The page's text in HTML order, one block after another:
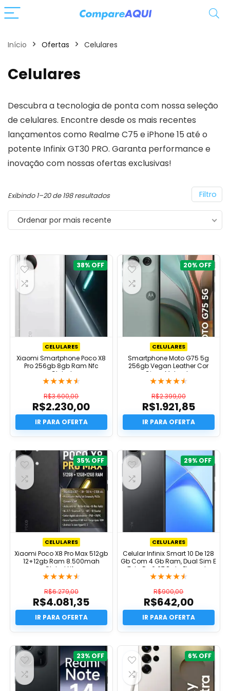
Início Ofertas Celulares
Celulares
Descubra a tecnologia de ponta com nossa seleção
de celulares. Encontre desde os mais recentes
lançamentos como Realme C75 e iPhone 15 até o
potente Infinix GT30 PRO. Garanta performance e
inovação com nossas ofertas exclusivas!
Filtro
Exibindo 1–20 de 198 resultadosClassificado
por
mais
Ordenar por mais recente
38%
CELULARES
Xiaomi Smartphone Poco X8
Pro 256gb 8gb Ram Nfc
Global
★★★★★
R$3.600,00
O
preço
original
era:
R$2.230,00
O
preço
atual
R$2.230,00.
20%
CELULARES
Smartphone Moto G75 5g
256gb Vegan Leather Cor
Cinza Motorola
★★★★★
R$2.399,00
O
preço
original
era:
R$1.921,85
O
preço
atual
R$1.921,85.
35%
CELULARES
Xiaomi Poco X8 Pro Max 512gb
12+12gb Ram 8.500mah
Global Nfc
★★★★★
R$6.279,00
O
preço
original
era:
R$4.081,35
O
preço
atual
R$4.081,35.
29%
CELULARES
Celular Infinix Smart 10 De 128
Gb Com 4 Gb Ram, Dual Sim E
Tela De 6.67 Preto Elegante
★★★★★
R$900,00
O
preço
original
era:
R$642,00
O
preço
atual
R$642,00.
23% 6%